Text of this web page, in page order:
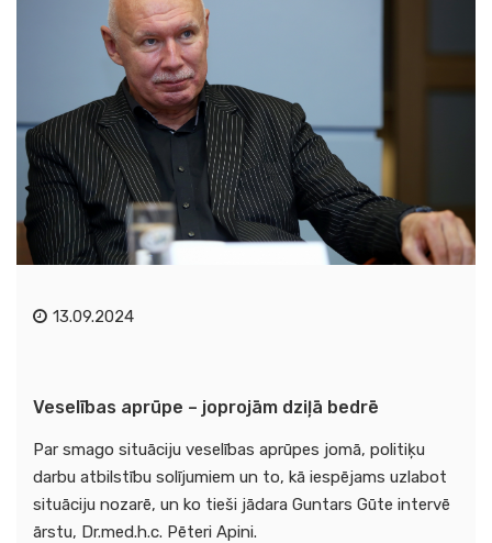
13.09.2024
Veselības aprūpe – joprojām dziļā bedrē
Par smago situāciju veselības aprūpes jomā, politiķu
darbu atbilstību solījumiem un to, kā iespējams uzlabot
situāciju nozarē, un ko tieši jādara Guntars Gūte intervē
ārstu, Dr.med.h.c. Pēteri Apini.